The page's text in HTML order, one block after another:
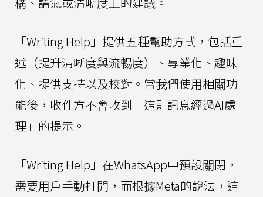
「Writing Help」提供五種幫助方式，包括重
述（提升清晰度與流暢度）、專業化、趣味
化、提供支持以及校對。當我們使用相關功
能後，收件方不會收到「這則訊息經過AI處
理」的提示。
「Writing Help」在WhatsApp中預設關閉，
需要用戶手動打開，而根據Meta的說法，這